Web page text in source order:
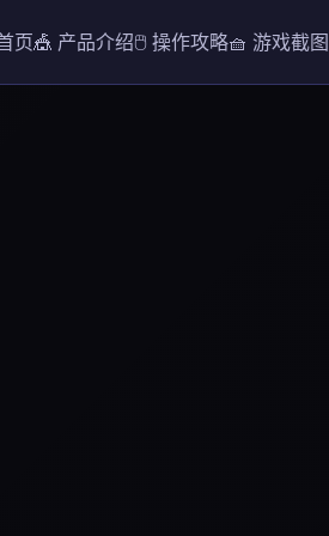
页🎪 产品介绍🖱️ 操作攻略🧺 游戏截图